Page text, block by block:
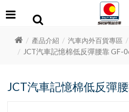
產品介紹 汽車內外百貨專區
JCT汽車記憶棉低反彈腰靠 GF-
JCT汽車記憶棉低反彈